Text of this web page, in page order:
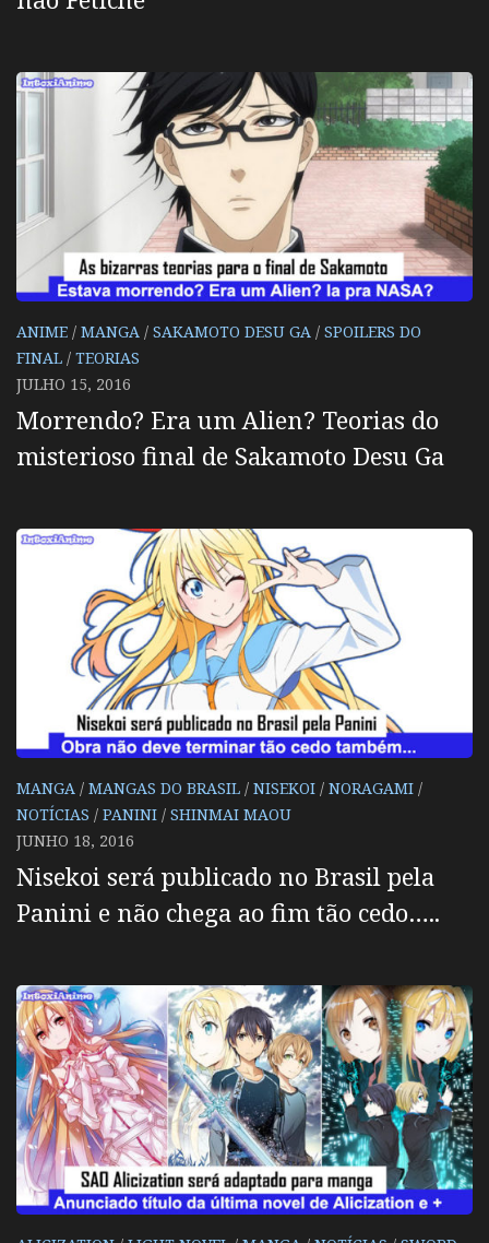
ANIME / MANGA / SAKAMOTO DESU GA / SPOILERS DO
FINAL / TEORIAS
JULHO 15, 2016
Morrendo? Era um Alien? Teorias do
misterioso final de Sakamoto Desu Ga
MANGA / MANGAS DO BRASIL / NISEKOI / NORAGAMI /
NOTÍCIAS / PANINI / SHINMAI MAOU
JUNHO 18, 2016
Nisekoi será publicado no Brasil pela
Panini e não chega ao fim tão cedo…..